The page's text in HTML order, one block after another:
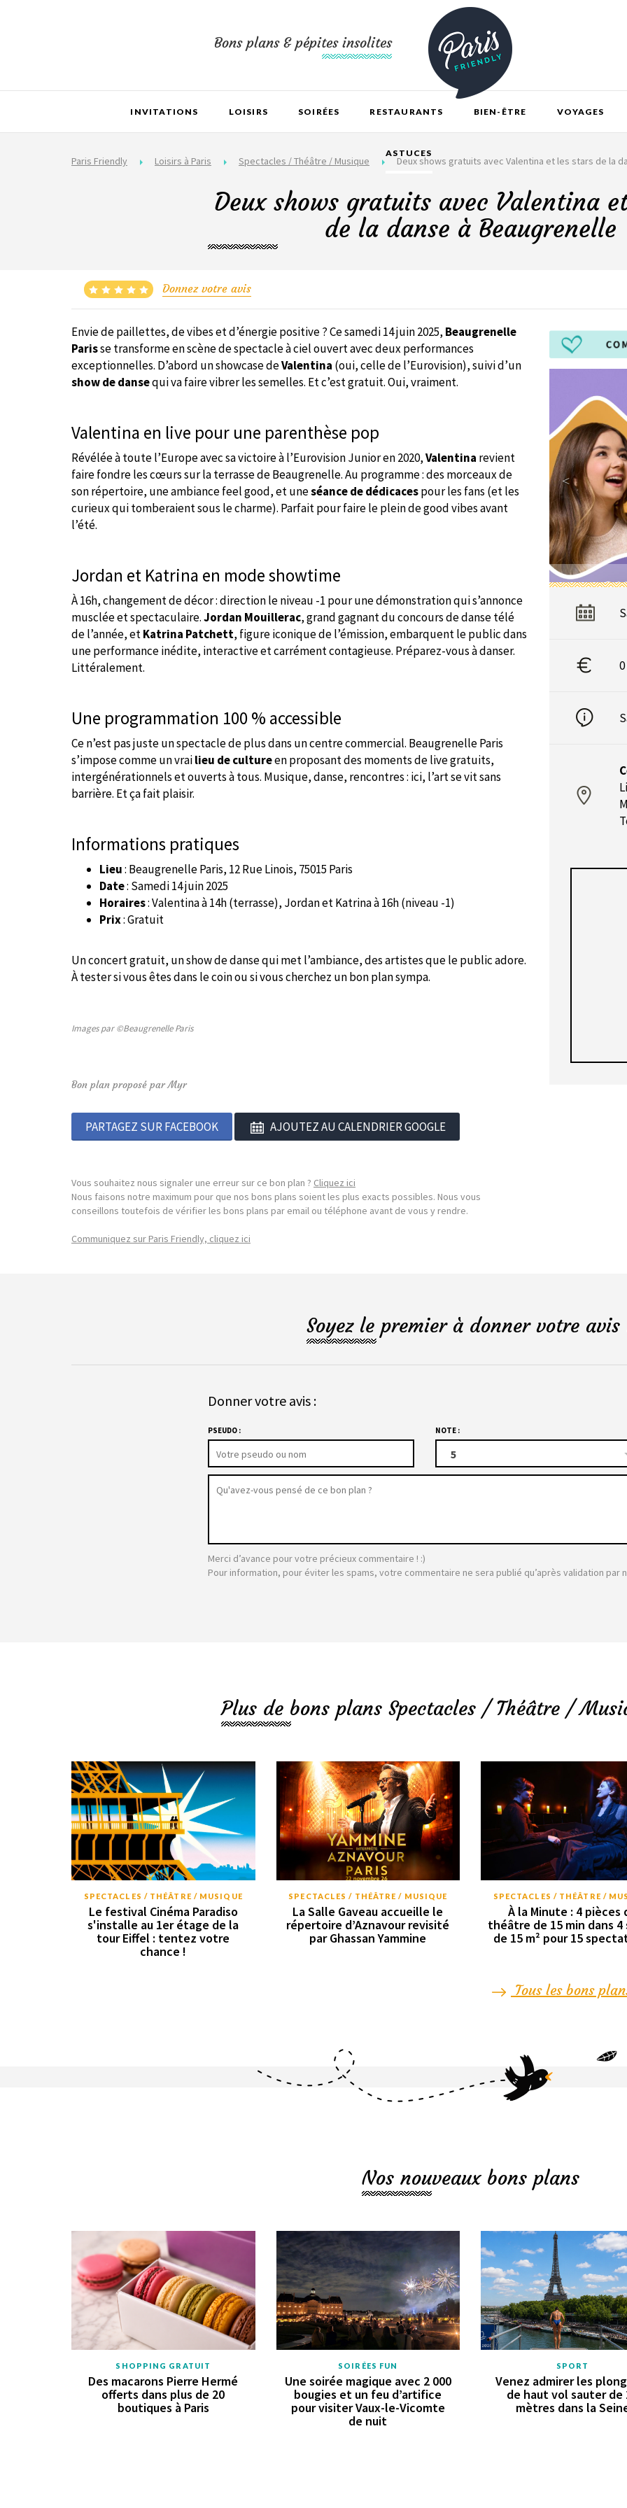
Bons plans & pépites insolites
INVITATIONS LOISIRS SOIRÉES RESTAURANTS BIEN-ÊTRE VOYAGES
ASTUCES
Paris Friendly Loisirs à Paris Spectacles / Théâtre / Musique Deux shows gratuits avec Valentina et les stars de la
Deux shows gratuits avec Valentina
de la danse à Beaugrenelle
Donnez votre avis
Envie de paillettes, de vibes et d’énergie positive ? Ce samedi 14 juin 2025, Beaugrenelle
Parisse transforme en scène de spectacle à ciel ouvert avec deux performances
exceptionnelles. D’abord un showcase deValentina (oui, celle de l’Eurovision), suivi d’un
show de dansequi va faire vibrer les semelles. Et c’est gratuit. Oui, vraiment.
Valentina en live pour une parenthèse pop
Révélée à toute l’Europe avec sa victoire à l’Eurovision Junior en 2020,Valentina revient
faire fondre les cœurs sur la terrasse de Beaugrenelle. Au programme : des morceaux de
son répertoire, une ambiance feel good, et uneséance de dédicacespour les fans (et les
curieux qui tomberaient sous le charme). Parfait pour faire le plein de good vibes avant
l’été.
Jordan et Katrina en mode showtime
À 16h, changement de décor : direction le niveau -1 pour une démonstration qui s’annonce
musclée et spectaculaire.Jordan Mouillerac, grand gagnant du concours de danse télé
de l’année, etKatrina Patchett, figure iconique de l’émission, embarquent le public dans
une performance inédite, interactive et carrément contagieuse. Préparez-vous à danser.
Littéralement.
Une programmation 100 % accessible
Ce n’est pas juste un spectacle de plus dans un centre commercial. Beaugrenelle Paris
s’impose comme un vrailieu de cultureen proposant des moments de live gratuits,
intergénérationnels et ouverts à tous. Musique, danse, rencontres : ici, l’art se vit sans
barrière. Et ça fait plaisir.
Informations pratiques
Lieu: Beaugrenelle Paris, 12 Rue Linois, 75015 Paris
Date: Samedi 14 juin 2025
Horaires: Valentina à 14h (terrasse), Jordan et Katrina à 16h (niveau -1)
Prix: Gratuit
Un concert gratuit, un show de danse qui met l’ambiance, des artistes que le public adore.
À tester si vous êtes dans le coin ou si vous cherchez un bon plan sympa.
Images par ©Beaugrenelle Paris
Bon plan proposé par Myr
PARTAGEZ SUR FACEBOOK AJOUTEZ AU CALENDRIER GOOGLE
Vous souhaitez nous signaler une erreur sur ce bon plan ? Cliquez ici
Nous faisons notre maximum pour que nos bons plans soient les plus exacts possibles. Nous vous
conseillons toutefois de vérifier les bons plans par email ou téléphone avant de vous y rendre.
Communiquez sur Paris Friendly, cliquez ici
Soyez le premier à donner votre
Donner votre avis :
PSEUDO : NOTE :
5
Merci d’avance pour votre précieux commentaire ! :)
Pour information, pour éviter les spams, votre commentaire ne sera publié qu’après validation par
Plus de bons plans Spectacles / Théâtre /
SPECTACLES / THÉÂTRE / MUSIQUE
Le festival Cinéma Paradiso
s'installe au 1er étage de la
tour Eiffel : tentez votre
chance !
SPECTACLES / THÉÂTRE / MUSIQUE
La Salle Gaveau accueille le
répertoire d’Aznavour revisité
par Ghassan Yammine
SPECTACLES / THÉÂTRE /
À la Minute : 4 pièces
théâtre de 15 min dans 4
de 15 m² pour 15
Tous les bons
Nos nouveaux bons plans
SHOPPING GRATUIT
Des macarons Pierre Hermé
offerts dans plus de 20
boutiques à Paris
SOIRÉES FUN
Une soirée magique avec 2 000
bougies et un feu d’artifice
pour visiter Vaux-le-Vicomte
de nuit
SPORT
Venez admirer les
de haut vol sauter de
mètres dans la